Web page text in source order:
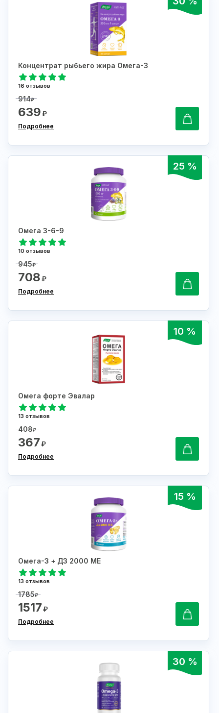
Концентрат рыбьего жира Омега-3
16 отзывов
914₽
639₽
Подробнее
25 %
Омега 3-6-9
10 отзывов
945₽
708₽
Подробнее
10 %
Омега форте Эвалар
13 отзывов
408₽
367₽
Подробнее
15 %
Омега-3 + Д3 2000 МЕ
13 отзывов
1785₽
1517₽
Подробнее
30 %